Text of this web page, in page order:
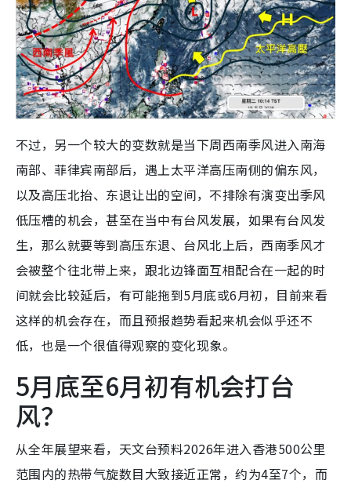
不过，另一个较大的变数就是当下周西南季风进入南海
南部、菲律宾南部后，遇上太平洋高压南侧的偏东风，
以及高压北抬、东退让出的空间，不排除有演变出季风
低压槽的机会，甚至在当中有台风发展，如果有台风发
生，那么就要等到高压东退、台风北上后，西南季风才
会被整个往北带上来，跟北边锋面互相配合在一起的时
间就会比较延后，有可能拖到5月底或6月初，目前来看
这样的机会存在，而且预报趋势看起来机会似乎还不
低，也是一个很值得观察的变化现象。
5月底至6月初有机会打台
风？
从全年展望来看，天文台预料2026年进入香港500公里
范围内的热带气旋数目大致接近正常，约为4至7个，而